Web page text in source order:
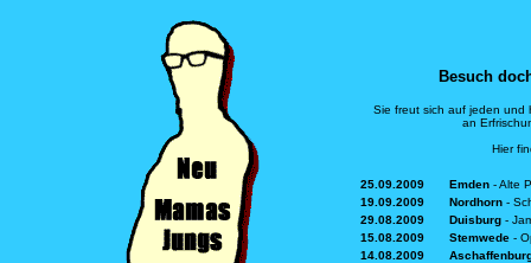
Besuch
Sie freut sich auf jeden und
an
Hier
25.09.2009 Emden - Alte
19.09.2009 Nordhorn -
29.08.2009 Duisburg -
15.08.2009 Stemwede -
14.08.2009